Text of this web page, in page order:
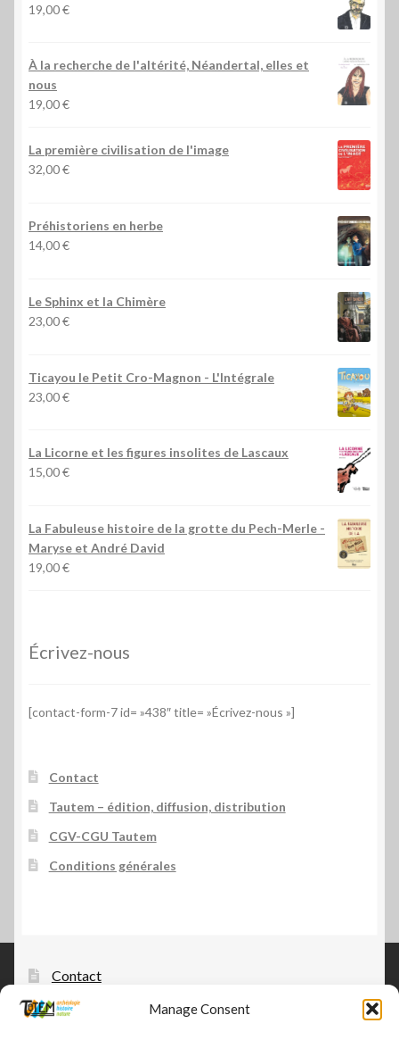
Manage Consent
19,00€
À la recherche de l'altérité, Néandertal, elles et
nous
19,00€
La première civilisation de l'image
32,00€
Préhistoriens en herbe
14,00€
Le Sphinx et la Chimère
23,00€
Ticayou le Petit Cro-Magnon - L'Intégrale
23,00€
La Licorne et les figures insolites de Lascaux
15,00€
La Fabuleuse histoire de la grotte du Pech-Merle -
Maryse et André David
19,00€
Écrivez-nous
[contact-form-7 id= »438″ title= »Écrivez-nous »]
Contact
Tautem – édition, diffusion, distribution
CGV-CGU Tautem
Conditions générales
Contact
Tautem – édition, diffusion, distribution